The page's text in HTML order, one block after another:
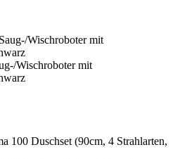
Wischroboter mit